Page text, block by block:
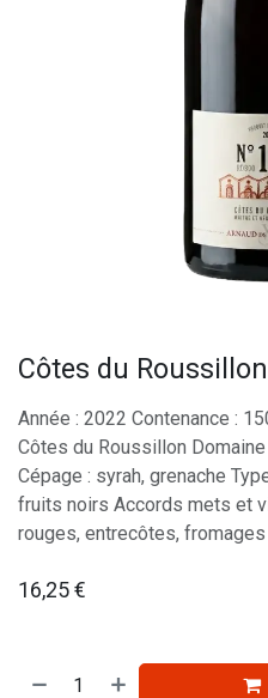
Côtes du
Année : 2022 Contenance :
Côtes du Roussillon
Cépage : syrah, grenache
fruits noirs Accords mets et
rouges, entrecôtes,
16,25€